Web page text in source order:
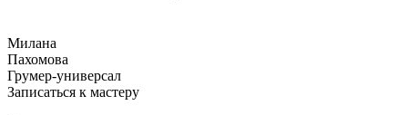
Милана
Пахомова
Грумер-универсал
Записаться к мастеру